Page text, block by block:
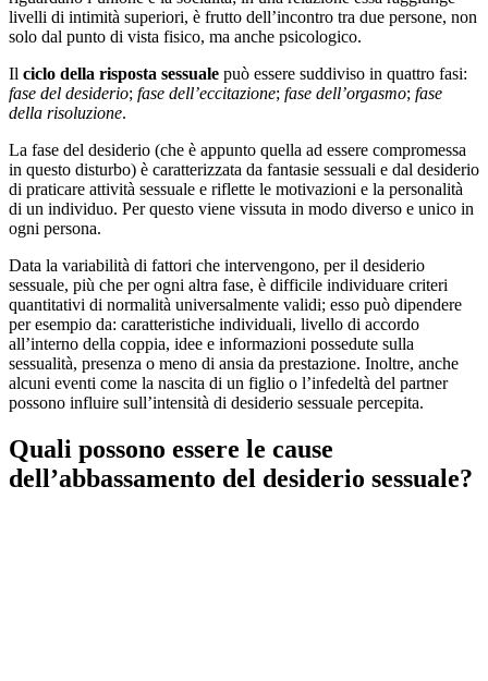
livelli di intimità superiori, è frutto dell’incontro tra due persone, non
solo dal punto di vista fisico, ma anche psicologico.
Il ciclo della risposta sessuale può essere suddiviso in quattro fasi:
fase del desiderio; fase dell’eccitazione; fase dell’orgasmo; fase
della risoluzione.
La fase del desiderio (che è appunto quella ad essere compromessa
in questo disturbo) è caratterizzata da fantasie sessuali e dal desiderio
di praticare attività sessuale e riflette le motivazioni e la personalità
di un individuo. Per questo viene vissuta in modo diverso e unico in
ogni persona.
Data la variabilità di fattori che intervengono, per il desiderio
sessuale, più che per ogni altra fase, è difficile individuare criteri
quantitativi di normalità universalmente validi; esso può dipendere
per esempio da: caratteristiche individuali, livello di accordo
all’interno della coppia, idee e informazioni possedute sulla
sessualità, presenza o meno di ansia da prestazione. Inoltre, anche
alcuni eventi come la nascita di un figlio o l’infedeltà del partner
possono influire sull’intensità di desiderio sessuale percepita.
Quali possono essere le cause
dell’abbassamento del desiderio sessuale?